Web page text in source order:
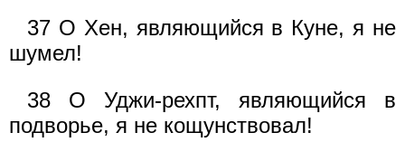
37 О Хен, являющийся в Куне, я не
шумел!
38 О Уджи-рехпт, являющийся в
подворье, я не кощунствовал!